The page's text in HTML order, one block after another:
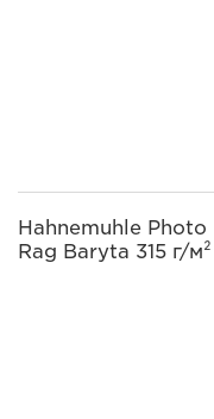
Hahnemuhle Photo
Rag Baryta 315 г/м²